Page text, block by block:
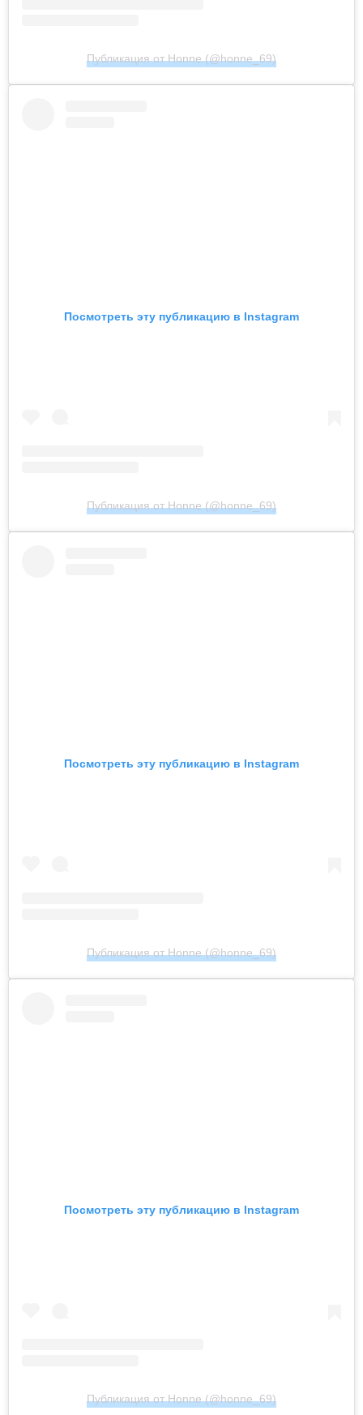
Публикация от Honne (@honne_69)
Посмотреть эту публикацию в Instagram
Публикация от Honne (@honne_69)
Посмотреть эту публикацию в Instagram
Публикация от Honne (@honne_69)
Посмотреть эту публикацию в Instagram
Публикация от Honne (@honne_69)